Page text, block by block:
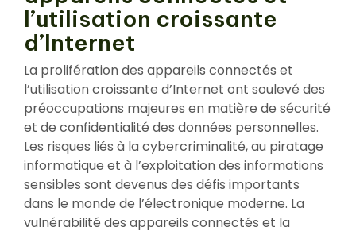
l’utilisation croissante
d’Internet
La prolifération des appareils connectés et
l’utilisation croissante d’Internet ont soulevé des
préoccupations majeures en matière de sécurité
et de confidentialité des données personnelles.
Les risques liés à la cybercriminalité, au piratage
informatique et à l’exploitation des informations
sensibles sont devenus des défis importants
dans le monde de l’électronique moderne. La
vulnérabilité des appareils connectés et la